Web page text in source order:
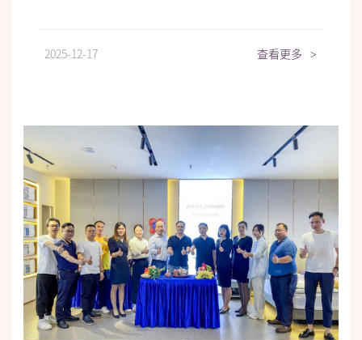
2025-12-17 查看更多 >